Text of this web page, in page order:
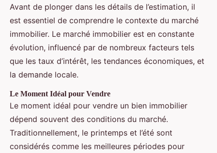
Avant de plonger dans les détails de l’estimation, il
est essentiel de comprendre le contexte du marché
immobilier. Le marché immobilier est en constante
évolution, influencé par de nombreux facteurs tels
que les taux d’intérêt, les tendances économiques, et
la demande locale.
Le Moment Idéal pour Vendre
Le moment idéal pour vendre un bien immobilier
dépend souvent des conditions du marché.
Traditionnellement, le printemps et l’été sont
considérés comme les meilleures périodes pour